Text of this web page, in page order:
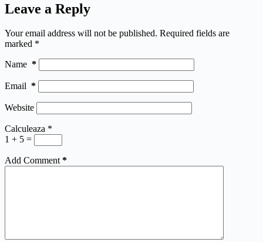
Leave a Reply
Your email address will not be published. Required fields are
marked *
Name *
Email *
Website
Calculeaza *
1 + 5 =
Add Comment*